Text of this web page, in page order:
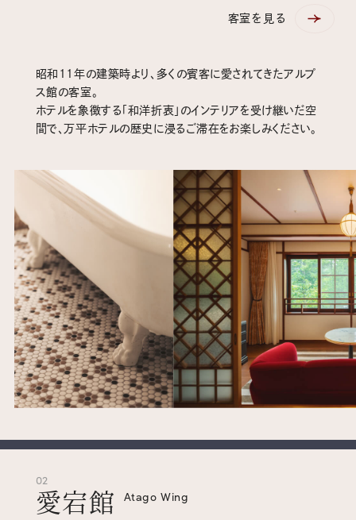
客室を見る
昭和11年の建築時より、多くの賓客に愛されてきたアルプ
ス館の客室。
ホテルを象徴する「和洋折衷」のインテリアを受け継いだ空
間で、万平ホテルの歴史に浸るご滞在をお楽しみください。
02
愛宕館 Atago Wing